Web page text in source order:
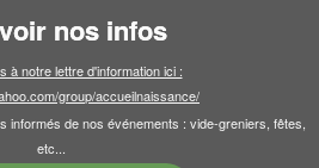
nos infos
à notre lettre d'information ici :
group/accueilnaissance/
informés de nos événements : vide-greniers, fêtes,
etc...